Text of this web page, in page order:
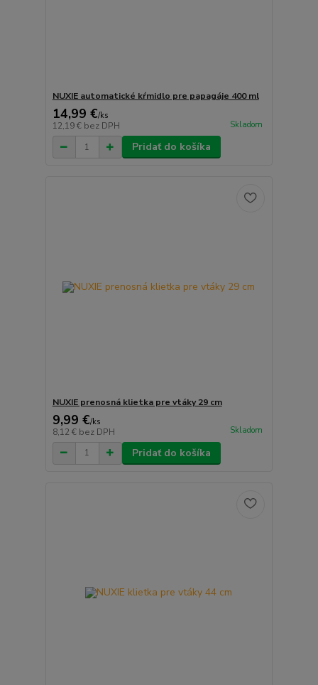
NUXIE automatické kŕmidlo pre papagáje 400 ml
14,99 €/ks
12,19 € bez DPH Skladom
Pridať do košíka
NUXIE prenosná klietka pre vtáky 29 cm
9,99 €/ks
8,12 € bez DPH Skladom
Pridať do košíka